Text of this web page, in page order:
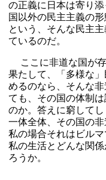
の正義に日本は寄り
国以外の民主主義の
という、そんな民主
ているのだ。
ここに非道な国が
果たして、「多様な
めるのなら、そんな
ても、その国の体制
のか。答えに窮して
一体全体、その国の
私の場合それはビル
私の生活とどんな関
ろうか。